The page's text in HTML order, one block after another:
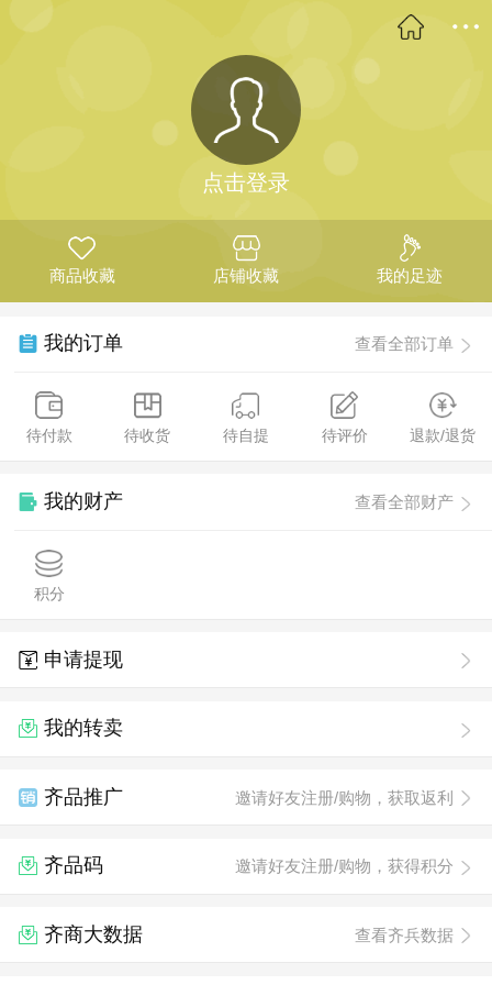
点击登录
商品收藏 店铺收藏 我的足迹
我的订单 查看全部订单
待付款 待收货 待自提 待评价 退款/退货
我的财产 查看全部财产
积分
申请提现
我的转卖
齐品推广 邀请好友注册/购物，获取返利
齐品码 邀请好友注册/购物，获得积分
齐商大数据 查看齐兵数据